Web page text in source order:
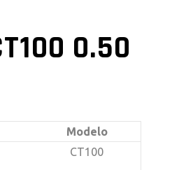
0.50
Modelo
CT100